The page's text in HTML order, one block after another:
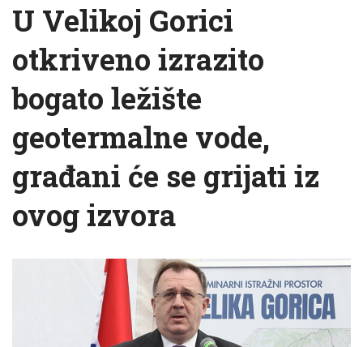
U Velikoj Gorici
otkriveno izrazito
bogato ležište
geotermalne vode,
građani će se grijati iz
ovog izvora